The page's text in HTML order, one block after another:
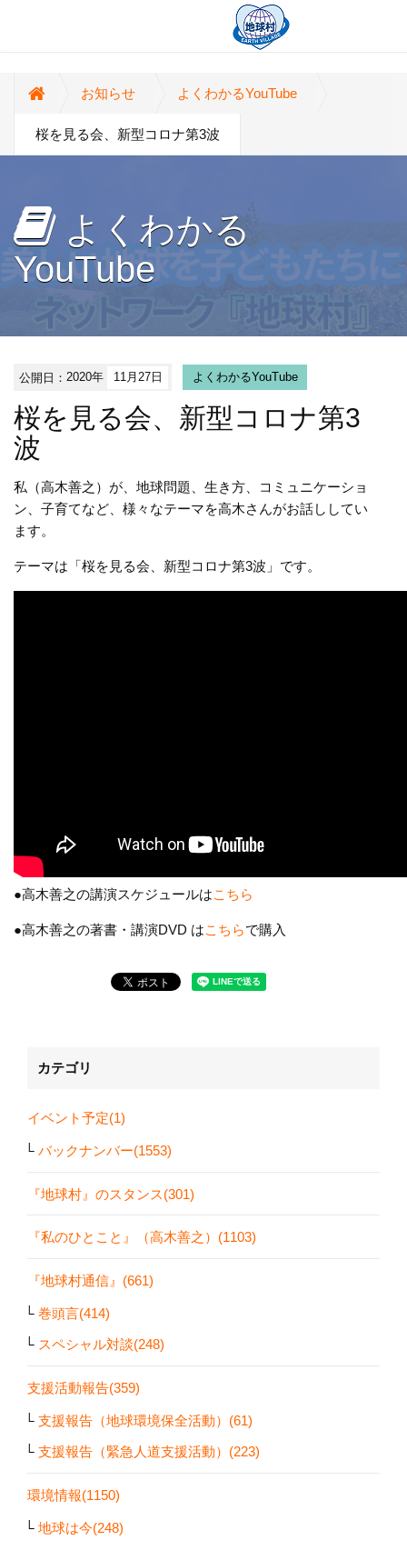
お知らせ よくわかるYouTube
桜を見る会、新型コロナ第3波
よくわかる
YouTube
公開日：2020年 11月27日 よくわかるYouTube
桜を見る会、新型コロナ第3
波
私（高木善之）が、地球問題、生き方、コミュニケーショ
ン、子育てなど、様々なテーマを高木さんがお話ししてい
ます。
テーマは「桜を見る会、新型コロナ第3波」です。
●高木善之の講演スケジュールはこちら
●高木善之の著書・講演DVD はこちらで購入
カテゴリ
イベント予定(1)
バックナンバー(1553)
『地球村』のスタンス(301)
『私のひとこと』（高木善之）(1103)
『地球村通信』(661)
巻頭言(414)
スペシャル対談(248)
支援活動報告(359)
支援報告（地球環境保全活動）(61)
支援報告（緊急人道支援活動）(223)
環境情報(1150)
地球は今(248)